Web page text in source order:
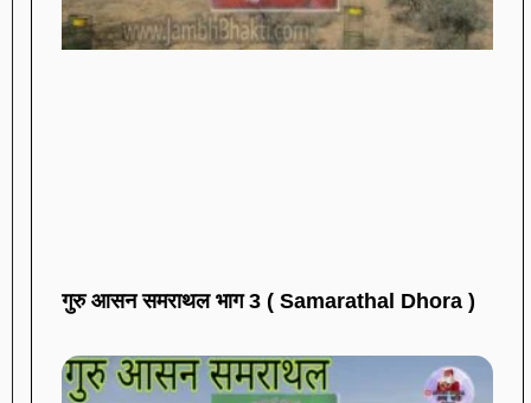
गुरु आसन समराथल भाग 3 ( Samarathal Dhora )